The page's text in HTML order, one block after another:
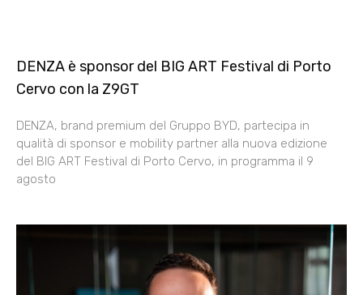
DENZA è sponsor del BIG ART Festival di Porto
Cervo con la Z9GT
DENZA, brand premium del Gruppo BYD, partecipa in
qualità di sponsor e mobility partner alla nuova edizione
del BIG ART Festival di Porto Cervo, in programma il 9
agosto